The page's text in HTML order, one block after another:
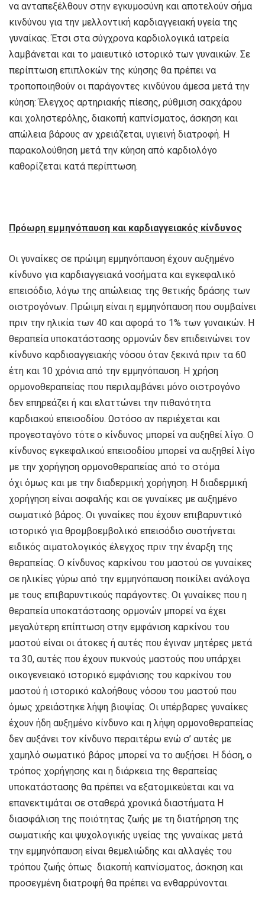
να ανταπεξέλθουν στην εγκυμοσύνη και αποτελούν σήμα
κινδύνου για την μελλοντική καρδιαγγειακή υγεία της
γυναίκας. Έτσι στα σύγχρονα καρδιολογικά ιατρεία
λαμβάνεται και το μαιευτικό ιστορικό των γυναικών. Σε
περίπτωση επιπλοκών της κύησης θα πρέπει να
τροποποιηθούν οι παράγοντες κινδύνου άμεσα μετά την
κύηση: Έλεγχος αρτηριακής πίεσης, ρύθμιση σακχάρου
και χοληστερόλης, διακοπή καπνίσματος, άσκηση και
απώλεια βάρους αν χρειάζεται, υγιεινή διατροφή. Η
παρακολούθηση μετά την κύηση από καρδιολόγο
καθορίζεται κατά περίπτωση.
Πρόωρη εμμηνόπαυση και καρδιαγγειακός κίνδυνος
Οι γυναίκες σε πρώιμη εμμηνόπαυση έχουν αυξημένο
κίνδυνο για καρδιαγγειακά νοσήματα και εγκεφαλικό
επεισόδιο, λόγω της απώλειας της θετικής δράσης των
οιστρογόνων. Πρώιμη είναι η εμμηνόπαυση που συμβαίνει
πριν την ηλικία των 40 και αφορά το 1% των γυναικών. Η
θεραπεία υποκατάστασης ορμονών δεν επιδεινώνει τον
κίνδυνο καρδιοαγγειακής νόσου όταν ξεκινά πριν τα 60
έτη και 10 χρόνια από την εμμηνόπαυση. Η χρήση
ορμονοθεραπείας που περιλαμβάνει μόνο οιστρογόνο
δεν επηρεάζει ή και ελαττώνει την πιθανότητα
καρδιακού επεισοδίου. Ωστόσο αν περιέχεται και
προγεσταγόνο τότε ο κίνδυνος μπορεί να αυξηθεί λίγο. Ο
κίνδυνος εγκεφαλικού επεισοδίου μπορεί να αυξηθεί λίγο
με την χορήγηση ορμονοθεραπείας από το στόμα
όχι όμως και με την διαδερμική χορήγηση. Η διαδερμική
χορήγηση είναι ασφαλής και σε γυναίκες με αυξημένο
σωματικό βάρος. Οι γυναίκες που έχουν επιβαρυντικό
ιστορικό για θρομβοεμβολικό επεισόδιο συστήνεται
ειδικός αιματολογικός έλεγχος πριν την έναρξη της
θεραπείας. Ο κίνδυνος καρκίνου του μαστού σε γυναίκες
σε ηλικίες γύρω από την εμμηνόπαυση ποικίλει ανάλογα
με τους επιβαρυντικούς παράγοντες. Οι γυναίκες που η
θεραπεία υποκατάστασης ορμονών μπορεί να έχει
μεγαλύτερη επίπτωση στην εμφάνιση καρκίνου του
μαστού είναι οι άτοκες ή αυτές που έγιναν μητέρες μετά
τα 30, αυτές που έχουν πυκνούς μαστούς που υπάρχει
οικογενειακό ιστορικό εμφάνισης του καρκίνου του
μαστού ή ιστορικό καλοήθους νόσου του μαστού που
όμως χρειάστηκε λήψη βιοψίας. Οι υπέρβαρες γυναίκες
έχουν ήδη αυξημένο κίνδυνο και η λήψη ορμονοθεραπείας
δεν αυξάνει τον κίνδυνο περαιτέρω ενώ σ’ αυτές με
χαμηλό σωματικό βάρος μπορεί να το αυξήσει. Η δόση, ο
τρόπος χορήγησης και η διάρκεια της θεραπείας
υποκατάστασης θα πρέπει να εξατομικεύεται και να
επανεκτιμάται σε σταθερά χρονικά διαστήματα Η
διασφάλιση της ποιότητας ζωής με τη διατήρηση της
σωματικής και ψυχολογικής υγείας της γυναίκας μετά
την εμμηνόπαυση είναι θεμελιώδης και αλλαγές του
τρόπου ζωής όπως διακοπή καπνίσματος, άσκηση και
προσεγμένη διατροφή θα πρέπει να ενθαρρύνονται.